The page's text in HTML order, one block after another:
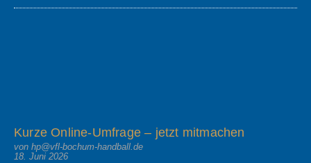
Kurze Online-Umfrage – jetzt mitmachen
von hp@vfl-bochum-handball.de
18. Juni 2026